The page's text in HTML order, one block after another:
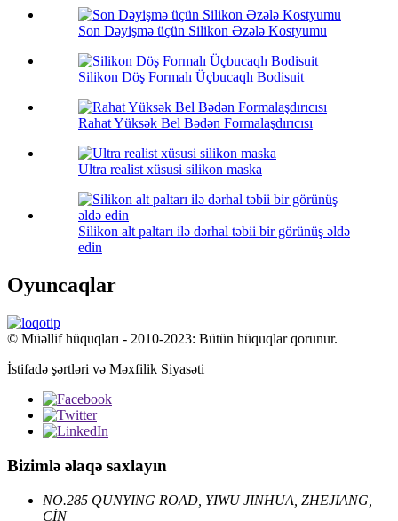
Son Dəyişmə üçün Silikon Əzələ Kostyumu
Silikon Döş Formalı Üçbucaqlı Bodisuit
Rahat Yüksək Bel Bədən Formalaşdırıcısı
Ultra realist xüsusi silikon maska
Silikon alt paltarı ilə dərhal təbii bir görünüş əldə
edin
Oyuncaqlar
© Müəllif hüquqları - 2010-2023: Bütün hüquqlar qorunur.
İstifadə şərtləri və Məxfilik Siyasəti
Bizimlə əlaqə saxlayın
NO.285 QUNYING ROAD, YIWU JINHUA, ZHEJIANG,
ÇİN